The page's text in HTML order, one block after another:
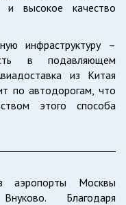
и высокое качество
инфраструктуру –
в подавляющем
из Китая
по автодорогам, что
этого способа
аэропорты Москвы
Благодаря